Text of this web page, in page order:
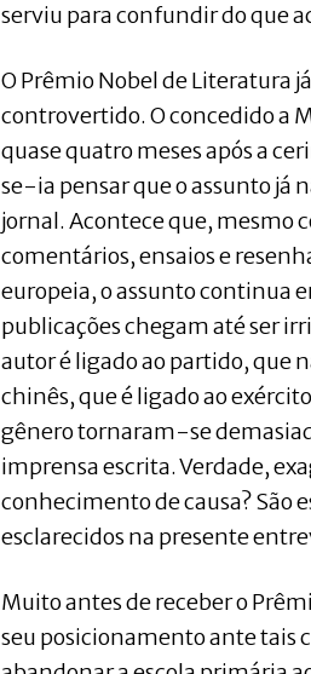
serviu para confundir do que
O Prêmio Nobel de Literatura
controvertido. O concedido a
quase quatro meses após a
se-ia pensar que o assunto já
jornal. Acontece que, mesmo
comentários, ensaios e
europeia, o assunto continua
publicações chegam até ser
autor é ligado ao partido, que
chinês, que é ligado ao
gênero tornaram-se
imprensa escrita. Verdade,
conhecimento de causa? São
esclarecidos na presente
Muito antes de receber o
seu posicionamento ante tais